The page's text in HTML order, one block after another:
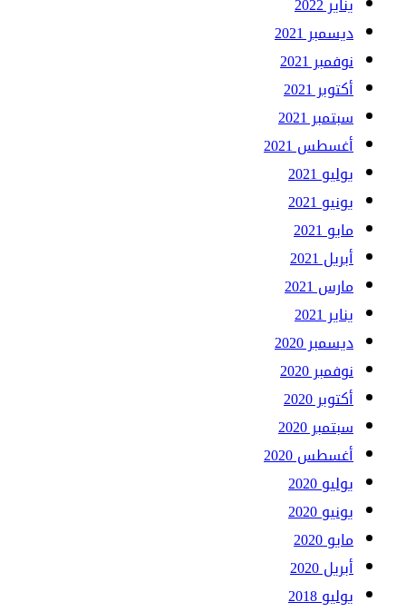
ديسمبر 2021
نوفمبر 2021
أكتوبر 2021
سبتمبر 2021
أغسطس 2021
يوليو 2021
يونيو 2021
مايو 2021
أبريل 2021
مارس 2021
يناير 2021
ديسمبر 2020
نوفمبر 2020
أكتوبر 2020
سبتمبر 2020
أغسطس 2020
يوليو 2020
يونيو 2020
مايو 2020
أبريل 2020
يوليو 2018